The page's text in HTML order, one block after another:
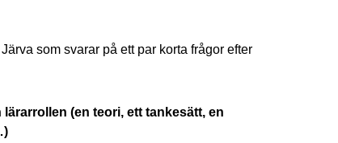
som svarar på ett par korta frågor efter
(en teori, ett tankesätt, en